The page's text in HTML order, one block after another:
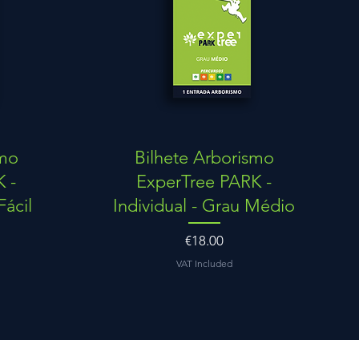
-
Quick View
Bilhete Arborismo
ExperTree PARK -
Individual - Grau Médio
Price
€18.00
VAT Included